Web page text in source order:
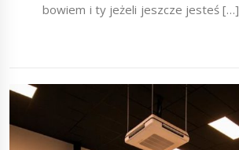
bowiem i ty jeżeli jeszcze jesteś […]